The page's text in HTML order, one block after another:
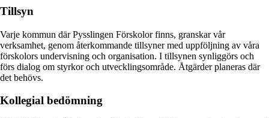
Tillsyn
Varje kommun där Pysslingen Förskolor finns, granskar vår
verksamhet, genom återkommande tillsyner med uppföljning av våra
förskolors undervisning och organisation. I tillsynen synliggörs och
förs dialog om styrkor och utvecklingsområde. Åtgärder planeras där
det behövs.
Kollegial bedömning